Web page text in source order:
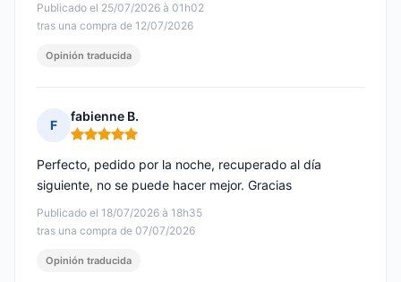
Publicado el 25/07/2026 à 01h02
tras una compra de 12/07/2026
Opinión traducida
F
fabienne B.
Nota: 5 de 5
Publicado el 18/07/2026 à 18h35
tras una compra de 07/07/2026
Perfecto, pedido por la noche, recuperado al día
siguiente, no se puede hacer mejor. Gracias
Opinión traducida